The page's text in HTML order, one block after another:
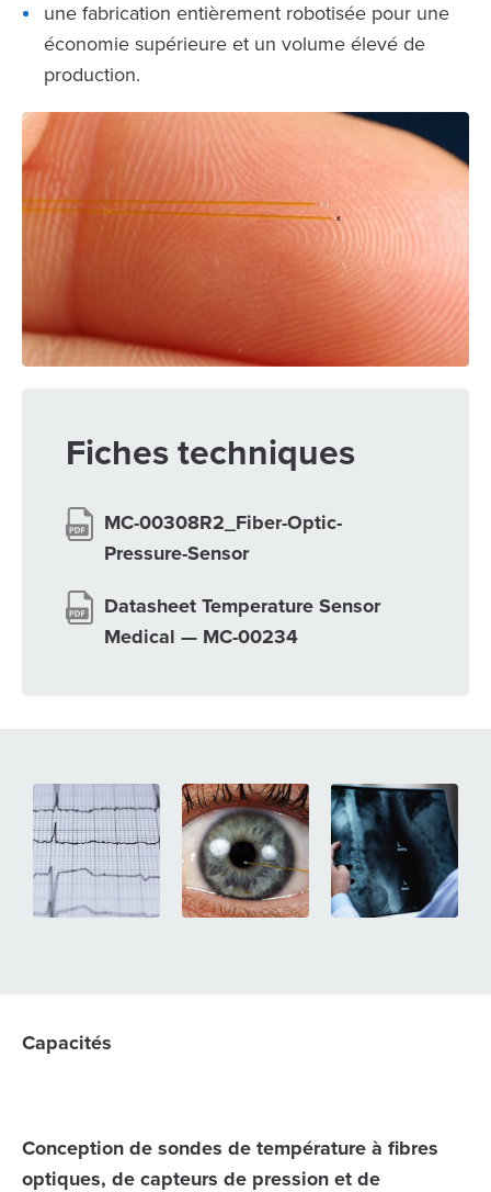
une fabrication entièrement robotisée pour une
économie supérieure et un volume élevé de
production.
Fiches techniques
MC-00308R2_Fiber-Optic-
Pressure-Sensor
Datasheet Temperature Sensor
Medical — MC-00234
Capacités
Conception de sondes de température à fibres
optiques, de capteurs de pression et de